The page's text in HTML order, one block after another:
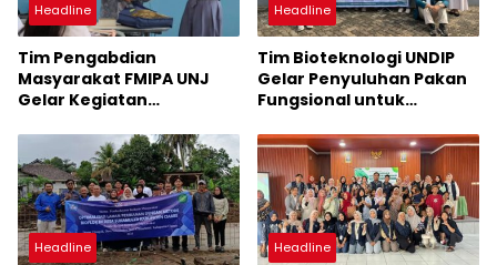
Headline
Tim Pengabdian
Masyarakat FMIPA UNJ
Gelar Kegiatan
Surya dan Angin di SMA
Labschool Bintaro
Headline
Tim Bioteknologi UNDIP
Gelar Penyuluhan Pakan
Fungsional untuk
Kelurahan Candi
Headline Headline